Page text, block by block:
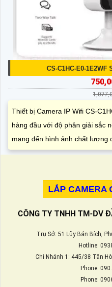
CS-C1HC-E0-1E2WF
Thiết bị Camera IP Wifi CS-
hàng đầu với độ phân giải sắc
mang đến hình ảnh chất lượng
LẮP CAMERA
CÔNG TY TNHH TM-DV
Trụ Sở: 51 Lũy Bán Bích,
Hotline:
Chi Nhánh 1: 445/38 Tân
Phone:
Phone: